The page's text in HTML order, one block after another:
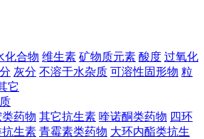
化合物 维生素 矿物质元素 酸度 过氧化
灰分 不溶于水杂质 可溶性固形物 粒
它
药物 其它抗生素 喹诺酮类药物 四环
生素 青霉素类药物 大环内酯类抗生